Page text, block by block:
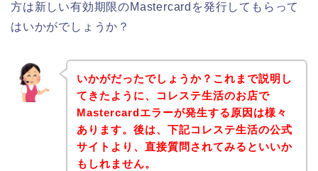
方は新しい有効期限のMastercardを発行してもらって
はいかがでしょうか？
いかがだったでしょうか？これまで説明し
てきたように、コレステ生活のお店で
Mastercardエラーが発生する原因は様々
あります。後は、下記コレステ生活の公式
サイトより、直接質問されてみるといいか
もしれません。